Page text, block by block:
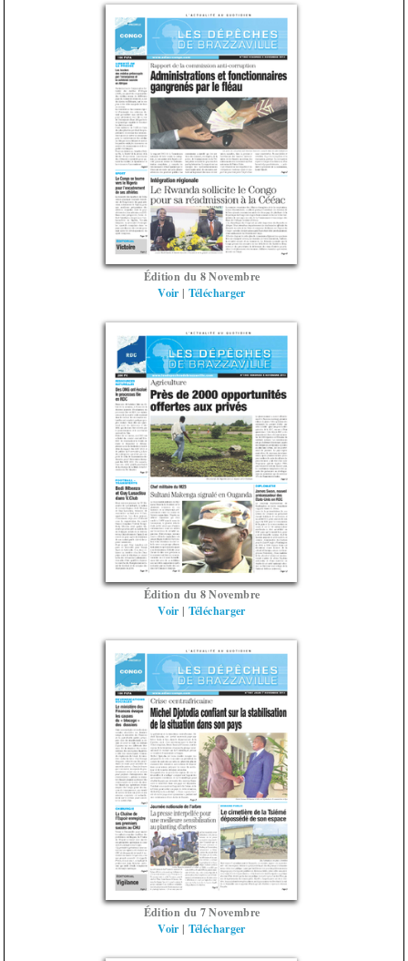
Édition du 8 Novembre
Voir | Télécharger
Édition du 8 Novembre
Voir | Télécharger
Édition du 7 Novembre
Voir | Télécharger